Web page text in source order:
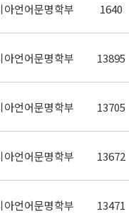
아언어문명학부 1640
아언어문명학부 13895
아언어문명학부 13705
아언어문명학부 13672
아언어문명학부 13471